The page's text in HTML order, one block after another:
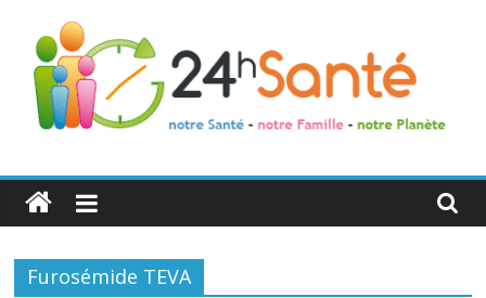
24h
Santé
LaFurosémide TEVA